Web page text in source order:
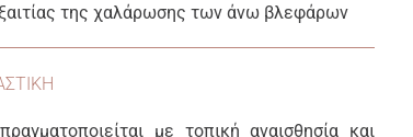
της χαλάρωσης των άνω βλεφάρων
με τοπική αναισθησία και